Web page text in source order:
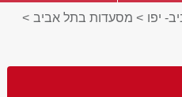
יפו > מסעדות בתל אביב >